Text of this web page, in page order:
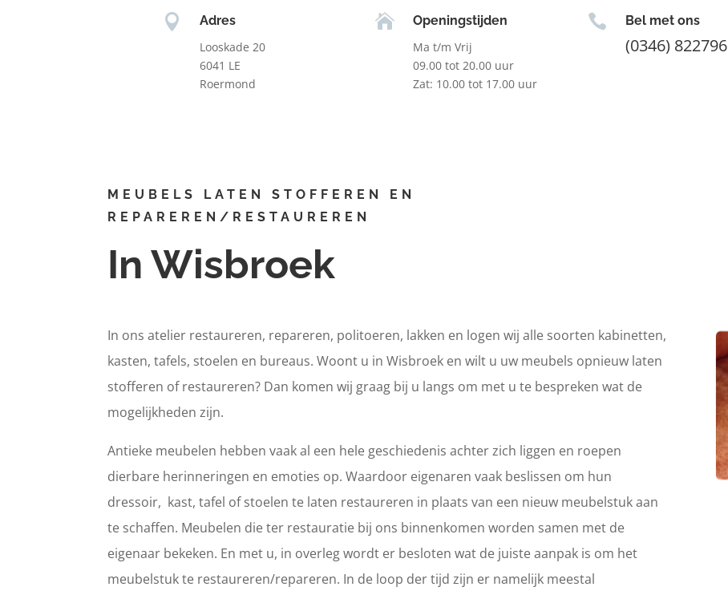

Adres
Looskade 20
6041 LE
Roermond

Openingstijden
Ma t/m Vrij
09.00 tot 20.00 uur
Zat: 10.00 tot 17.00 uur
 Bel met ons
(0346) 822796
MEUBELS LATEN STOFFEREN EN
REPAREREN/RESTAUREREN
In Wisbroek
In ons atelier restaureren, repareren, politoeren, lakken en logen wij alle soorten kabinetten,
kasten, tafels, stoelen en bureaus. Woont u in Wisbroek en wilt u uw meubels opnieuw laten
stofferen of restaureren? Dan komen wij graag bij u langs om met u te bespreken wat de
mogelijkheden zijn.
Antieke meubelen hebben vaak al een hele geschiedenis achter zich liggen en roepen
dierbare herinneringen en emoties op. Waardoor eigenaren vaak beslissen om hun
dressoir, kast, tafel of stoelen te laten restaureren in plaats van een nieuw meubelstuk aan
te schaffen. Meubelen die ter restauratie bij ons binnenkomen worden samen met de
eigenaar bekeken. En met u, in overleg wordt er besloten wat de juiste aanpak is om het
meubelstuk te restaureren/repareren. In de loop der tijd zijn er namelijk meestal